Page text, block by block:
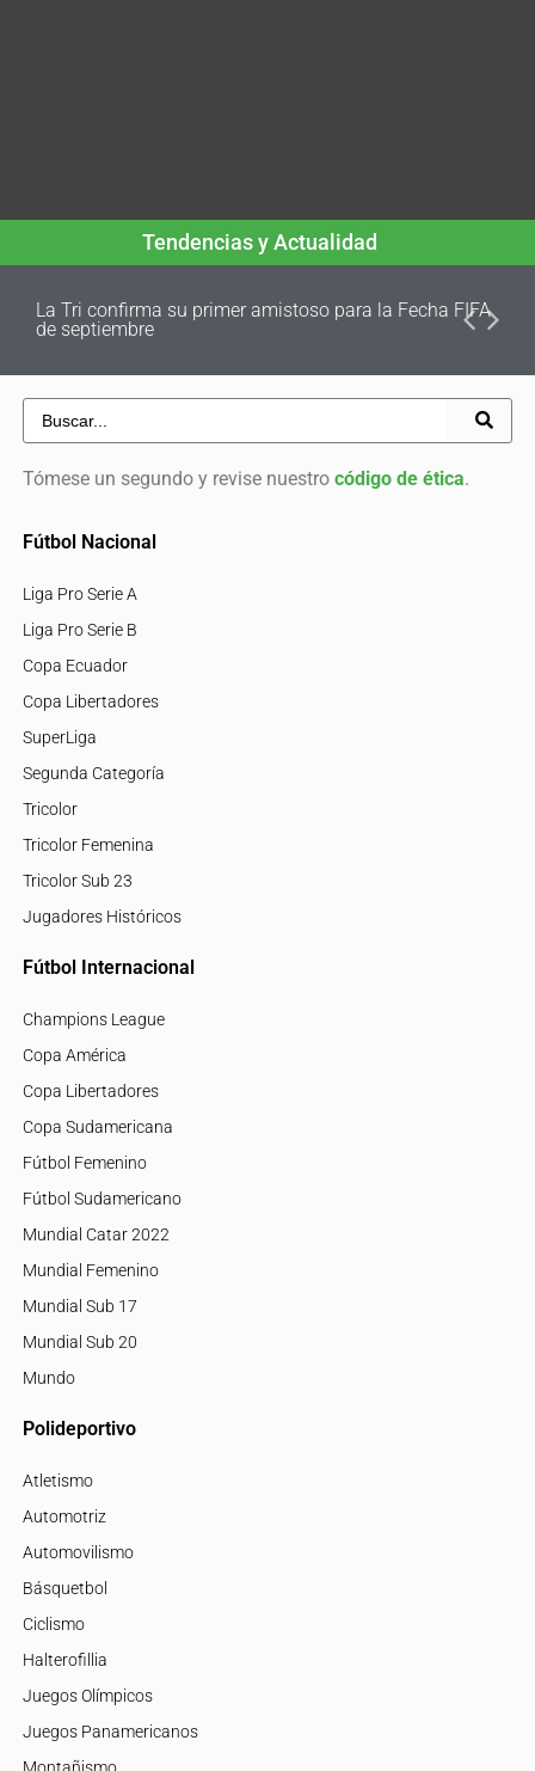
Tendencias y Actualidad
La Tri confirma su primer amistoso para la Fecha FIFA
de septiembre
Tómese un segundo y revise nuestro código de ética.
Fútbol Nacional
Liga Pro Serie A
Liga Pro Serie B
Copa Ecuador
Copa Libertadores
SuperLiga
Segunda Categoría
Tricolor
Tricolor Femenina
Tricolor Sub 23
Jugadores Históricos
Fútbol Internacional
Champions League
Copa América
Copa Libertadores
Copa Sudamericana
Fútbol Femenino
Fútbol Sudamericano
Mundial Catar 2022
Mundial Femenino
Mundial Sub 17
Mundial Sub 20
Mundo
Polideportivo
Atletismo
Automotriz
Automovilismo
Básquetbol
Ciclismo
Halterofillia
Juegos Olímpicos
Juegos Panamericanos
Montañismo